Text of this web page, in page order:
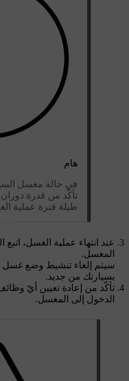
هام
في حالة مغسل
تأكّد من قدرة
طيلة فترة عملية
عند انتهاء عملية الغسل،
المغسل.
سيتم إلغاء تنشيط وضع غسل
بسيارتك من جديد.
تأكّد من إعادة تعيين أيّ
الدخول إلى المغسل.